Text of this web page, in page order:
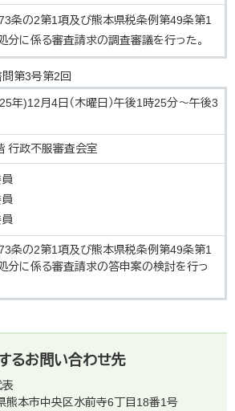
条の2第1項及び熊本県税条例第49条第1
分に係る審査請求の調査審議を行った。
第3号第2回
年)12月4日（木曜日）午後1時25分～午後3
行政不服審査会室
条の2第1項及び熊本県税条例第49条第1
分に係る審査請求の答申案の検討を行っ
るお問い合わせ先
表
熊本市中央区水前寺6丁目18番1号